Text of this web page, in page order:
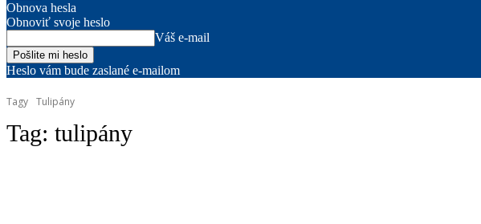
Obnova hesla
Obnoviť svoje heslo
Váš e-mail
Heslo vám bude zaslané e-mailom
Tagy Tulipány
Tag: tulipány